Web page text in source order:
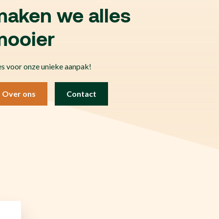
we alles
voor onze unieke aanpak!
Over ons Contact